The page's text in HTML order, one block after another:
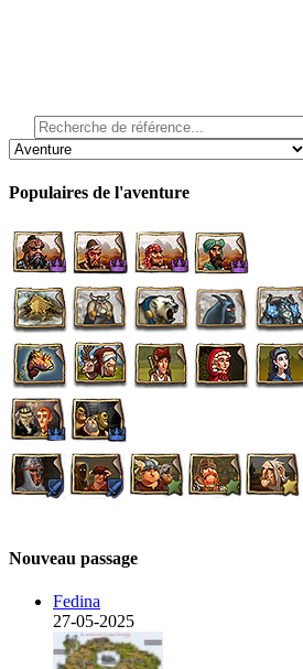
Populaires de l'aventure
Nouveau passage
Fedina
27-05-2025